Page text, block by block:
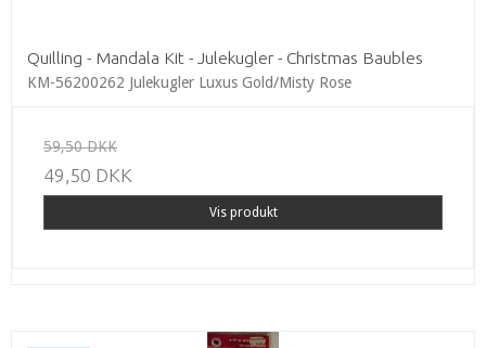
Quilling - Mandala Kit - Julekugler - Christmas Baubles
KM-56200262 Julekugler Luxus Gold/Misty Rose
59,50 DKK
49,50 DKK
Vis produkt